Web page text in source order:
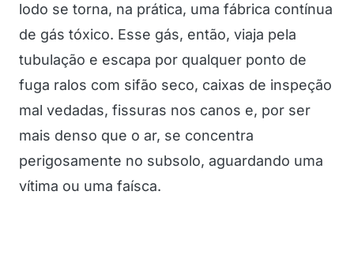
lodo se torna, na prática, uma fábrica contínua
de gás tóxico. Esse gás, então, viaja pela
tubulação e escapa por qualquer ponto de
fuga ralos com sifão seco, caixas de inspeção
mal vedadas, fissuras nos canos e, por ser
mais denso que o ar, se concentra
perigosamente no subsolo, aguardando uma
vítima ou uma faísca.